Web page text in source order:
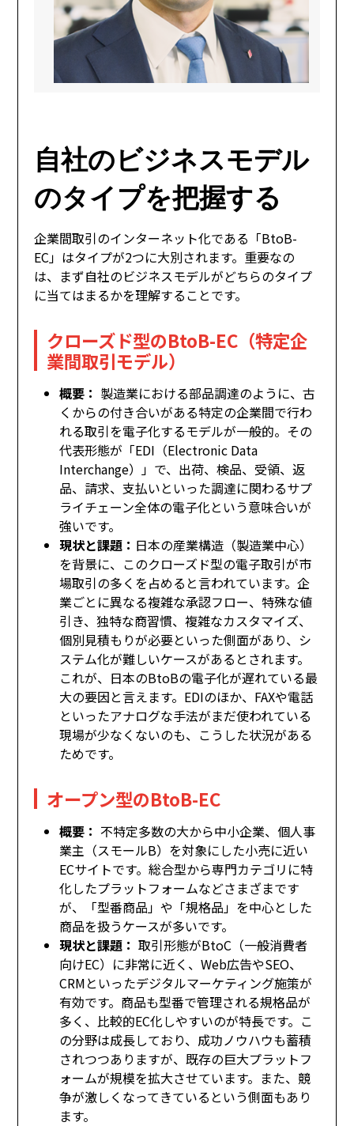
自社のビジネスモデル
のタイプを把握する
企業間取引のインターネット化である「BtoB-
EC」はタイプが2つに大別されます。重要なの
は、まず自社のビジネスモデルがどちらのタイプ
に当てはまるかを理解することです。
クローズド型のBtoB-EC（特定企
業間取引モデル）
概要： 製造業における部品調達のように、古
くからの付き合いがある特定の企業間で行わ
れる取引を電子化するモデルが一般的。その
代表形態が「EDI（Electronic Data
Interchange）」で、出荷、検品、受領、返
品、請求、支払いといった調達に関わるサプ
ライチェーン全体の電子化という意味合いが
強いです。
現状と課題： 日本の産業構造（製造業中心）
を背景に、このクローズド型の電子取引が市
場取引の多くを占めると言われています。企
業ごとに異なる複雑な承認フロー、特殊な値
引き、独特な商習慣、複雑なカスタマイズ、
個別見積もりが必要といった側面があり、シ
ステム化が難しいケースがあるとされます。
これが、日本のBtoBの電子化が遅れている最
大の要因と言えます。EDIのほか、FAXや電話
といったアナログな手法がまだ使われている
現場が少なくないのも、こうした状況がある
ためです。
オープン型のBtoB-EC
概要： 不特定多数の大から中小企業、個人事
業主（スモールB）を対象にした小売に近い
ECサイトです。総合型から専門カテゴリに特
化したプラットフォームなどさまざまです
が、「型番商品」や「規格品」を中心とした
商品を扱うケースが多いです。
現状と課題： 取引形態がBtoC（一般消費者
向けEC）に非常に近く、Web広告やSEO、
CRMといったデジタルマーケティング施策が
有効です。商品も型番で管理される規格品が
多く、比較的EC化しやすいのが特長です。こ
の分野は成長しており、成功ノウハウも蓄積
されつつありますが、既存の巨大プラットフ
ォームが規模を拡大させています。また、競
争が激しくなってきているという側面もあり
ます。